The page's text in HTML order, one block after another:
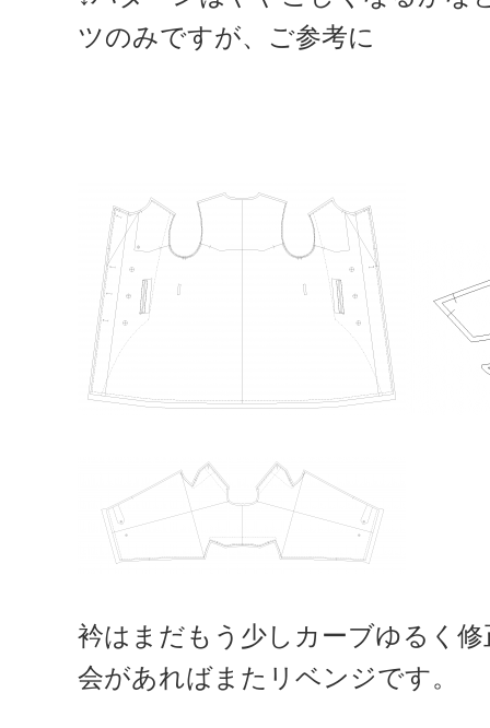
ツのみですが、ご参考に
衿はまだもう少しカーブゆるく
会があればまたリベンジです。